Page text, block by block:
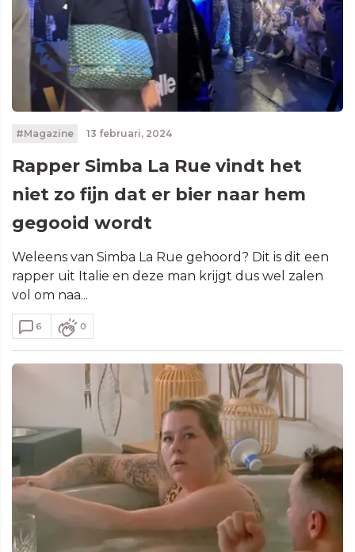
#Magazine 13 februari, 2024
Rapper Simba La Rue vindt het
niet zo fijn dat er bier naar hem
gegooid wordt
Weleens van Simba La Rue gehoord? Dit is dit een
rapper uit Italie en deze man krijgt dus wel zalen
vol om naa...
6 0